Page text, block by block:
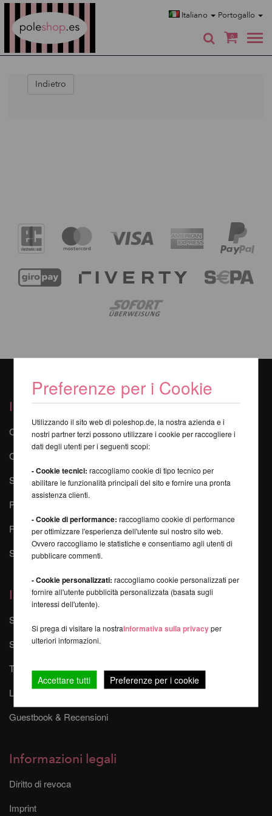
Italiano Portogallo
0
Indietro
I nostri servizi
Contatti
Corsi online di Poledance
Sicurezza durante la Pole Dance
Pole-Finder
FAQ - Domande frequenti
Sponsorizzazioni ed eventi
Informazioni
Sitemap
Spese di spedizione
Tempi di consegna
Link di affiliazione
Guestbook & Recensioni
Informazioni legali
Diritto di revoca
Imprint
Preferenze per i Cookie
Utilizzando il sito web di poleshop.de, la nostra azienda e i
nostri partner terzi possono utilizzare i cookie per raccogliere i
dati degli utenti per i seguenti scopi:
- Cookie tecnici: raccogliamo cookie di tipo tecnico per
abilitare le funzionalità principali del sito e fornire una pronta
assistenza clienti.
- Cookie di performance: raccogliamo cookie di performance
per ottimizzare l'esperienza dell'utente sul nostro sito web.
Ovvero raccogliamo le statistiche e consentiamo agli utenti di
pubblicare commenti.
- Cookie personalizzati: raccogliamo cookie personalizzati per
fornire all'utente pubblicità personalizzata (basata sugli
interessi dell'utente).
Si prega di visitare la nostraInformativa sulla privacyper
ulteriori informazioni.
Accettare tutti Preferenze per i cookie